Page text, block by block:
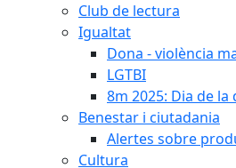
Club de lectura
Igualtat
Dona - violència
LGTBI
8m 2025: Dia de la
Benestar i ciutadania
Alertes sobre
Cultura